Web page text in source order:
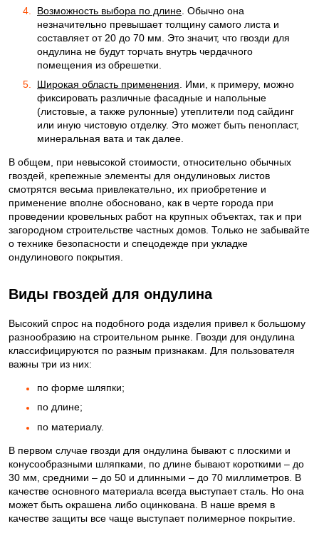
Возможность выбора по длине . Обычно она
незначительно превышает толщину самого листа и
составляет от 20 до 70 мм. Это значит, что гвозди для
ондулина не будут торчать внутрь чердачного
помещения из обрешетки.
Широкая область применения . Ими, к примеру, можно
фиксировать различные фасадные и напольные
(листовые, а также рулонные) утеплители под сайдинг
или иную чистовую отделку. Это может быть пенопласт,
минеральная вата и так далее.
В общем, при невысокой стоимости, относительно обычных
гвоздей, крепежные элементы для ондулиновых листов
смотрятся весьма привлекательно, их приобретение и
применение вполне обосновано, как в черте города при
проведении кровельных работ на крупных объектах, так и при
загородном строительстве частных домов. Только не забывайте
о технике безопасности и спецодежде при укладке
ондулинового покрытия.
Виды гвоздей для ондулина
Высокий спрос на подобного рода изделия привел к большому
разнообразию на строительном рынке. Гвозди для ондулина
классифицируются по разным признакам. Для пользователя
важны три из них:
по форме шляпки;
по длине;
по материалу.
В первом случае гвозди для ондулина бывают с плоскими и
конусообразными шляпками, по длине бывают короткими – до
30 мм, средними – до 50 и длинными – до 70 миллиметров. В
качестве основного материала всегда выступает сталь. Но она
может быть окрашена либо оцинкована. В наше время в
качестве защиты все чаще выступает полимерное покрытие.